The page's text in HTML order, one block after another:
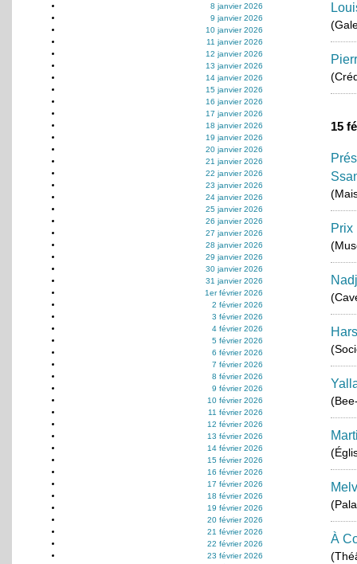
8 janvier 2026
9 janvier 2026
10 janvier 2026
11 janvier 2026
12 janvier 2026
13 janvier 2026
14 janvier 2026
15 janvier 2026
16 janvier 2026
17 janvier 2026
18 janvier 2026
19 janvier 2026
20 janvier 2026
21 janvier 2026
22 janvier 2026
23 janvier 2026
24 janvier 2026
25 janvier 2026
26 janvier 2026
27 janvier 2026
28 janvier 2026
29 janvier 2026
30 janvier 2026
31 janvier 2026
1er février 2026
2 février 2026
3 février 2026
4 février 2026
5 février 2026
6 février 2026
7 février 2026
8 février 2026
9 février 2026
10 février 2026
11 février 2026
12 février 2026
13 février 2026
14 février 2026
15 février 2026
16 février 2026
17 février 2026
18 février 2026
19 février 2026
20 février 2026
21 février 2026
22 février 2026
23 février 2026
15
Prix
À